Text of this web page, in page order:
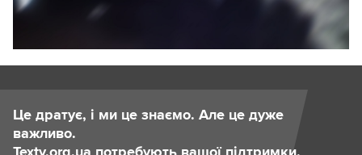
Це дратує, і ми це знаємо. Але це дуже
важливо.